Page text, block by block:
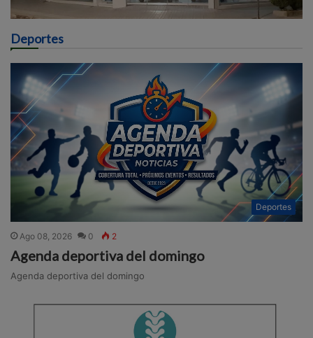
Deportes
Deportes
Ago 08, 2026 0 2
Agenda deportiva del domingo
Agenda deportiva del domingo